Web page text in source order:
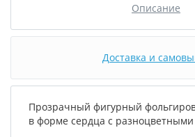
Описание
Доставка и
Прозрачный фигурный
в форме сердца с